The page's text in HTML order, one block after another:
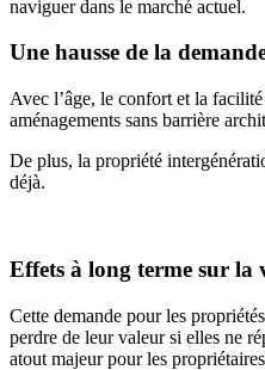
naviguer dans le marché actuel.
Une hausse de la
Avec l’âge, le confort et la
aménagements sans barrière
De plus, la propriété
déjà.
Effets à long terme sur
Cette demande pour les
perdre de leur valeur si elles ne
atout majeur pour les